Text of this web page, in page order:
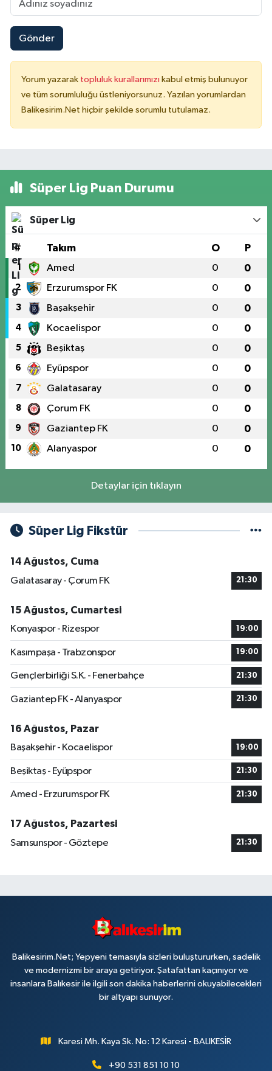
Gönder
Yorum yazarak topluluk kurallarımızı kabul etmiş bulunuyor
ve tüm sorumluluğu üstleniyorsunuz. Yazılan yorumlardan
Balikesirim.Net hiçbir şekilde sorumlu tutulamaz.
Süper Lig Puan Durumu
Süper Lig
# Takım O P
1 Amed 0 0
2 Erzurumspor FK 0 0
3 Başakşehir 0 0
4 Kocaelispor 0 0
5 Beşiktaş 0 0
6 Eyüpspor 0 0
7 Galatasaray 0 0
8 Çorum FK 0 0
9 Gaziantep FK 0 0
10 Alanyaspor 0 0
Detaylar için tıklayın
Süper Lig Fikstür
14 Ağustos, Cuma
Galatasaray - Çorum FK
21:30
15 Ağustos, Cumartesi
Konyaspor - Rizespor
19:00
Kasımpaşa - Trabzonspor 19:00
Gençlerbirliği S.K. - Fenerbahçe 21:30
Gaziantep FK - Alanyaspor 21:30
16 Ağustos, Pazar
Başakşehir - Kocaelispor
19:00
Beşiktaş - Eyüpspor 21:30
Amed - Erzurumspor FK 21:30
17 Ağustos, Pazartesi
Samsunspor - Göztepe
21:30
Balikesirim.Net; Yepyeni temasıyla sizleri buluştururken, sadelik
ve modernizmi bir araya getiriyor. Şatafattan kaçınıyor ve
insanlara Balıkesir ile ilgili son dakika haberlerini okuyabilecekleri
bir altyapı sunuyor.
Karesi Mh. Kaya Sk. No: 12 Karesi - BALIKESİR
+90 531 851 10 10